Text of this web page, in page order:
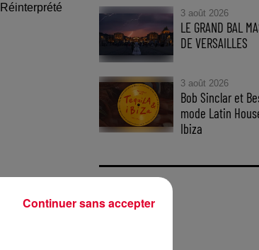
Réinterprété
3 août 2026
LE GRAND BAL
DE VERSAILLES
3 août 2026
Bob Sinclar et
mode Latin
Ibiza
Continuer sans accepter